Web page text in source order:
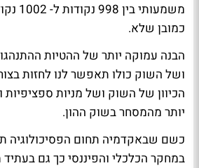
כמובן שלא.
הבנה עמוקה יותר של ההטיות
ושל השוק כולו תאפשר לנו לחזות
הכיוון של השוק ושל מניות ספציפיות
יותר מהמסחר בשוק ההון.
כשם שבאקדמיה תחום הפסיכולוגיה
במחקר הכלכלי והפיננסי כך גם